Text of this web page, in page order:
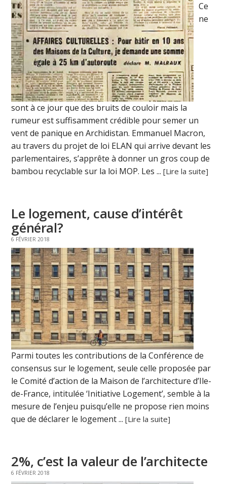
Ce
ne
sont à ce jour que des bruits de couloir mais la
rumeur est suffisamment crédible pour semer un
vent de panique en Archidistan. Emmanuel Macron,
au travers du projet de loi ELAN qui arrive devant les
parlementaires, s’apprête à donner un gros coup de
bambou recyclable sur la loi MOP. Les ...[Lire la suite]
Le logement, cause d’intérêt
général?
6 FÉVRIER 2018
Parmi toutes les contributions de la Conférence de
consensus sur le logement, seule celle proposée par
le Comité d’action de la Maison de l’architecture d’Ile-
de-France, intitulée ‘Initiative Logement’, semble à la
mesure de l’enjeu puisqu’elle ne propose rien moins
que de déclarer le logement ...[Lire la suite]
2%, c’est la valeur de l’architecte
6 FÉVRIER 2018